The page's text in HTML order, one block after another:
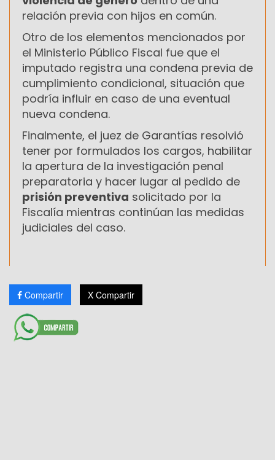
relación previa con hijos en común.
Otro de los elementos mencionados por
el Ministerio Público Fiscal fue que el
imputado registra una condena previa de
cumplimiento condicional, situación que
podría influir en caso de una eventual
nueva condena.
Finalmente, el juez de Garantías resolvió
tener por formulados los cargos, habilitar
la apertura de la investigación penal
preparatoria y hacer lugar al pedido de
prisión preventiva solicitado por la
Fiscalía mientras continúan las medidas
judiciales del caso.
Compartir X Compartir